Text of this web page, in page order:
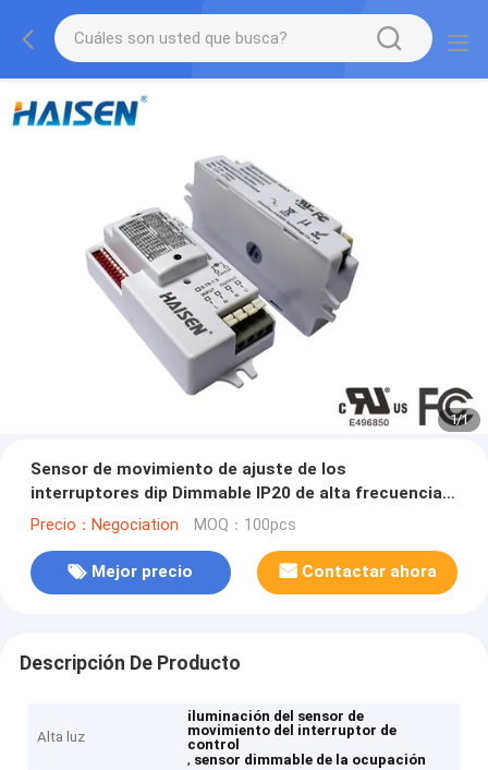
1/1
Sensor de movimiento de ajuste de los
interruptores dip Dimmable IP20 de alta frecuencia
para la luz de techo
Precio：Negociation MOQ：100pcs
Mejor precio Contactar ahora
Descripción De Producto
Alta luz
iluminación del sensor de
movimiento del interruptor de
control
, sensor dimmable de la ocupación